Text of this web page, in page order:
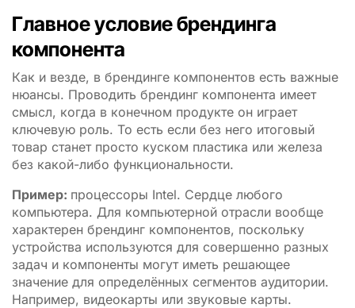
Главное условие брендинга
компонента
Как и везде, в брендинге компонентов есть важные
нюансы. Проводить брендинг компонента имеет
смысл, когда в конечном продукте он играет
ключевую роль. То есть если без него итоговый
товар станет просто куском пластика или железа
без какой-либо функциональности.
Пример: процессоры Intel. Сердце любого
компьютера. Для компьютерной отрасли вообще
характерен брендинг компонентов, поскольку
устройства используются для совершенно разных
задач и компоненты могут иметь решающее
значение для определённых сегментов аудитории.
Например, видеокарты или звуковые карты.